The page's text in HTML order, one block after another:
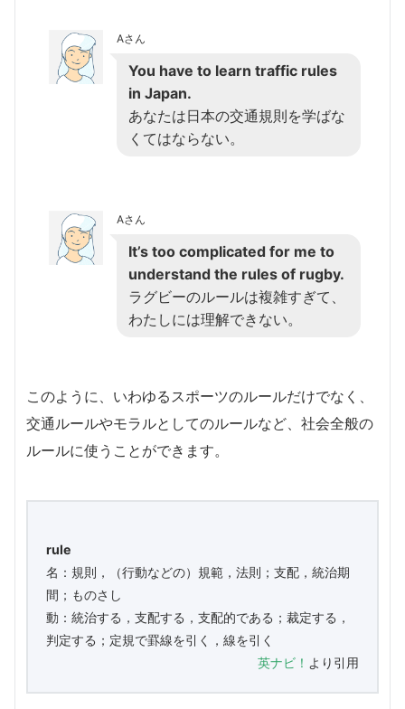
Aさん
You have to learn traffic rules
in Japan.
あなたは日本の交通規則を学ばな
くてはならない。
Aさん
It’s too complicated for me to
understand the rules of rugby.
ラグビーのルールは複雑すぎて、
わたしには理解できない。
このように、いわゆるスポーツのルールだけでなく、
交通ルールやモラルとしてのルールなど、社会全般の
ルールに使うことができます。
rule
名：規則，（行動などの）規範，法則；支配，統治期
間；ものさし
動：統治する，支配する，支配的である；裁定する，
判定する；定規で罫線を引く，線を引く
英ナビ！ より引用